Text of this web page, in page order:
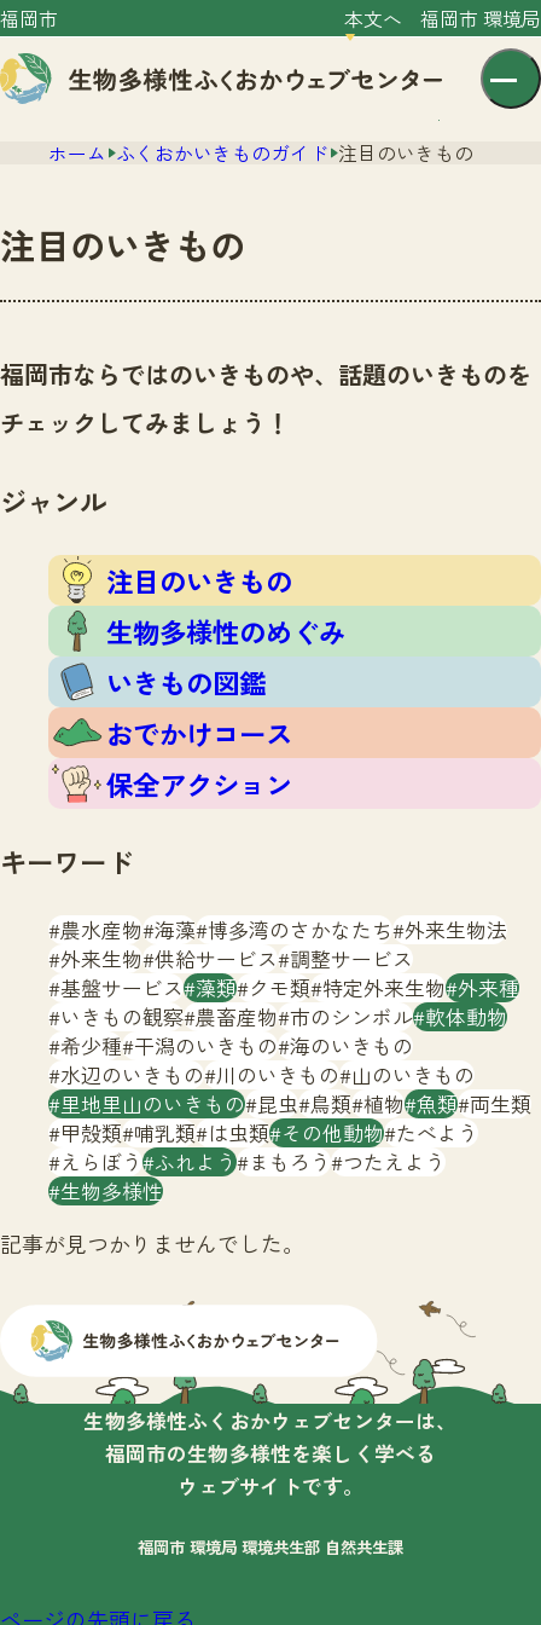
福岡市 本文へ 福岡市 環境局
文字サイズ 小 中 大
センター紹介
センター紹介TOP
サイトポリシー
ニュース
いきものガイド
注目のいきもの
生物多様性のめぐみ
いきもの図鑑
おでかけコース
保全アクション
イベント
いきもの調査隊
調査レポート
調査レポートTOP
調査結果
ふくおかいきものマップ
マッチング
マッチングTOP
掲載申し込みフォーム
お問合せ
生物多様性ふくおかウェブセンターとは
サイトマップ
ホーム ふくおかいきものガイド 注目のいきもの
注目のいきもの
福岡市ならではのいきものや、話題のいきものを
チェックしてみましょう！
ジャンル
注目のいきもの
生物多様性のめぐみ
いきもの図鑑
おでかけコース
保全アクション
キーワード
農水産物 海藻 博多湾のさかなたち 外来生物法
外来生物 供給サービス 調整サービス
基盤サービス 藻類 クモ類 特定外来生物 外来種
いきもの観察 農畜産物 市のシンボル 軟体動物
希少種 干潟のいきもの 海のいきもの
水辺のいきもの 川のいきもの 山のいきもの
里地里山のいきもの 昆虫 鳥類 植物 魚類 両生類
甲殻類 哺乳類 は虫類 その他動物 たべよう
えらぼう ふれよう まもろう つたえよう
生物多様性
記事が見つかりませんでした。
生物多様性ふくおかウェブセンターは、
福岡市の生物多様性を楽しく学べる
ウェブサイトです。
福岡市 環境局 環境共生部 自然共生課